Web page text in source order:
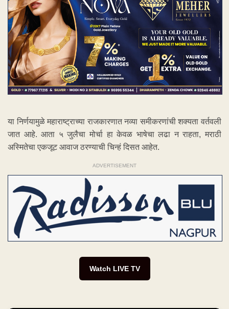
या निर्णयामुळे महाराष्ट्राच्या राजकारणात नव्या समीकरणांची शक्यता वर्तवली
जात आहे. आता ५ जुलैचा मोर्चा हा केवळ भाषेचा लढा न राहता, मराठी
अस्मितेचा एकजूट आवाज ठरण्याची चिन्हं दिसत आहेत.
ADVERTISEMENT
Watch LIVE TV